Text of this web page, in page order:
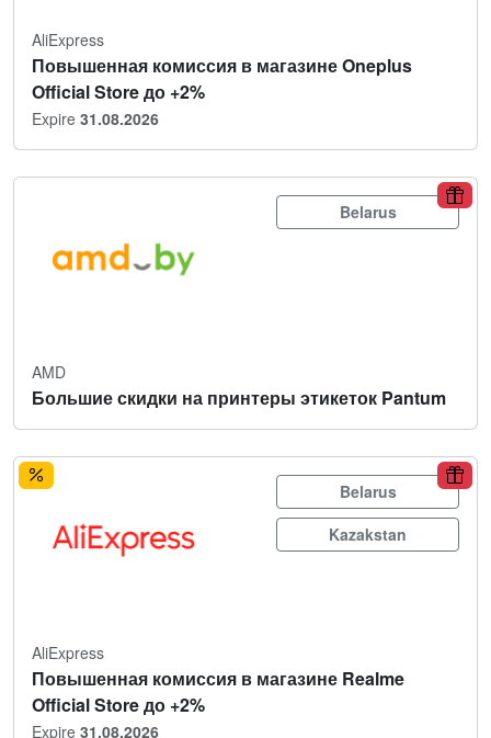
AliExpress
Повышенная комиссия в магазине Oneplus
Official Store до +2%
Expire 31.08.2026
Belarus
AMD
Большие скидки на принтеры этикеток Pantum
Belarus
Kazakstan
AliExpress
Повышенная комиссия в магазине Realme
Official Store до +2%
Expire 31.08.2026